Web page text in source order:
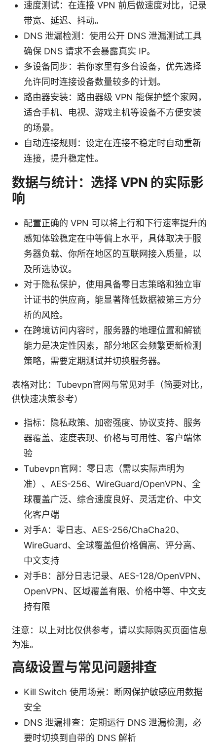
速度测试：在连接 VPN 前后做速度对比，记录
带宽、延迟、抖动。
DNS 泄漏检测：使用公开 DNS 泄漏测试工具
确保 DNS 请求不会暴露真实 IP。
多设备同步：若你家里有多台设备，优先选择
允许同时连接设备数量较多的计划。
路由器安装：路由器级 VPN 能保护整个家网，
适合手机、电视、游戏主机等设备不方便安装
的场景。
自动连接规则：设定在连接不稳定时自动重新
连接，提升稳定性。
数据与统计：选择 VPN 的实际影
响
配置正确的 VPN 可以将上行和下行速率提升的
感知体验稳定在中等偏上水平，具体取决于服
务器负载、你所在地区的互联网接入质量，以
及所选协议。
对于隐私保护，使用具备零日志策略和独立审
计证书的供应商，能显著降低数据被第三方分
析的风险。
在跨境访问内容时，服务器的地理位置和解锁
能力是决定性因素，部分地区会频繁更新检测
策略，需要定期测试并切换服务器。
表格对比：Tubevpn官网与常见对手（简要对比，
供快速决策参考）
指标：隐私政策、加密强度、协议支持、服务
器覆盖、速度表现、价格与可用性、客户端体
验
Tubevpn官网：零日志（需以实际声明为
准）、AES-256、WireGuard/OpenVPN、全
球覆盖广泛、综合速度良好、灵活定价、中文
化客户端
对手A：零日志、AES-256/ChaCha20、
WireGuard、全球覆盖但价格偏高、评分高、
中文支持
对手B：部分日志记录、AES-128/OpenVPN、
OpenVPN、区域覆盖有限、价格中等、中文支
持有限
注意：以上对比仅供参考，请以实际购买页面信息
为准。
高级设置与常见问题排查
Kill Switch 使用场景：断网保护敏感应用数据
安全
DNS 泄漏排查：定期运行 DNS 泄漏检测，必
要时切换到自带的 DNS 解析